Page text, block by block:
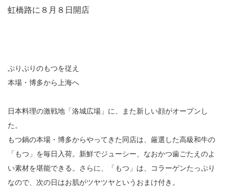
虹橋路に８月８日開店
ぷりぷりのもつを従え
本場・博多から上海へ
日本料理の激戦地「洛城広場」に、また新しい顔がオープンし
た。
もつ鍋の本場・博多からやってきた同店は、厳選した高級和牛の
「もつ」を毎日入荷。新鮮でジューシー、なおかつ歯ごたえのよ
い素材を堪能できる。さらに、「もつ」は、コラーゲンたっぷり
なので、次の日はお肌がツヤツヤというおまけ付き。